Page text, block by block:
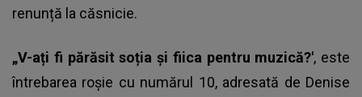
renunță la căsnicie.
„V-ați fi părăsit soția și fiica pentru muzică?', este
întrebarea roșie cu numărul 10, adresată de Denise